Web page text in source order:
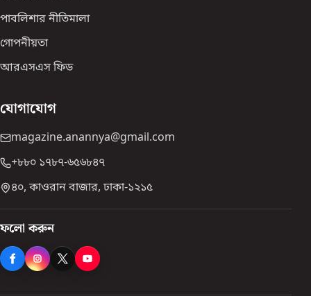
পাবলিশার নীতিমালা
গোপনীয়তা
আরএসএস ফিড
যোগাযোগ
magazine.anannya@gmail.com
+৮৮০ ১৭৮৭-৬৫৬৮৪৭
৪০, কাওরান বাজার, ঢাকা-১২১৫
ফলো করুন